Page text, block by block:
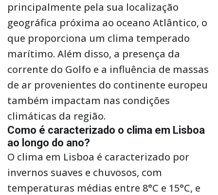
principalmente pela sua localização
geográfica próxima ao oceano Atlântico, o
que proporciona um clima temperado
marítimo. Além disso, a presença da
corrente do Golfo e a influência de massas
de ar provenientes do continente europeu
também impactam nas condições
climáticas da região.
Como é caracterizado o clima em Lisboa
ao longo do ano?
O clima em Lisboa é caracterizado por
invernos suaves e chuvosos, com
temperaturas médias entre 8°C e 15°C, e